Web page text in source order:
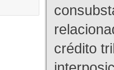
crédito